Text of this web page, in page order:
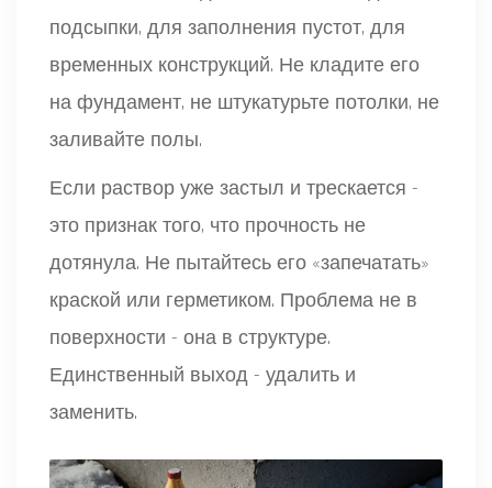
подсыпки, для заполнения пустот, для
временных конструкций. Не кладите его
на фундамент, не штукатурьте потолки, не
заливайте полы.
Если раствор уже застыл и трескается -
это признак того, что прочность не
дотянула. Не пытайтесь его «запечатать»
краской или герметиком. Проблема не в
поверхности - она в структуре.
Единственный выход - удалить и
заменить.